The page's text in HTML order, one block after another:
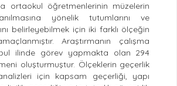
ortaokul öğretmenlerinin müzelerin
yönelik tutumlarını ve
belirleyebilmek için iki farklı ölçeğin
Araştırmanın çalışma
ilinde görev yapmakta olan 294
oluşturmuştur. Ölçeklerin geçerlik
için kapsam geçerliği, yapı